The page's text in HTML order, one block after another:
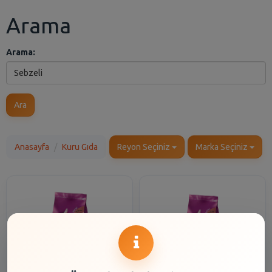
Arama
Arama:
Ara
Anasayfa Kuru Gıda Reyon Seçiniz Marka Seçiniz